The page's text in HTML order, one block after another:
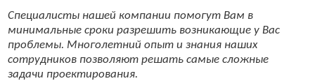
Специалисты нашей компании помогут Вам в
минимальные сроки разрешить возникающие у Вас
проблемы. Многолетний опыт и знания наших
сотрудников позволяют решать самые сложные
задачи проектирования.